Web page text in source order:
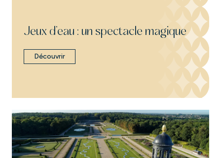
Jeux d’eau : un spectacle magique
Découvrir